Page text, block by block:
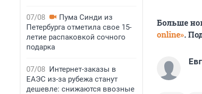
07/08
Пума Синди из
Петербурга отметила свое 15-
летие распаковкой сочного
подарка
07/08 Интернет-заказы в
ЕАЭС из-за рубежа станут
дешевле: снижаются ввозные
Больше
online».